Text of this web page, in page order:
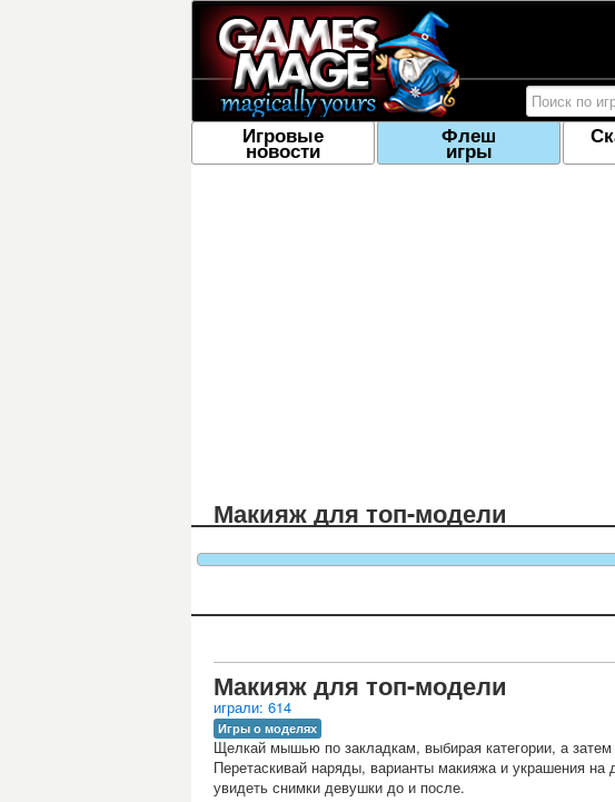
Игровые
новости
Флеш
игры
Макияж для топ-модели
Макияж для топ-модели
играли: 614
Игры о моделях
Щелкай мышью по закладкам, выбирая категории, а
Перетаскивай наряды, варианты макияжа и украшения
увидеть снимки девушки до и после.